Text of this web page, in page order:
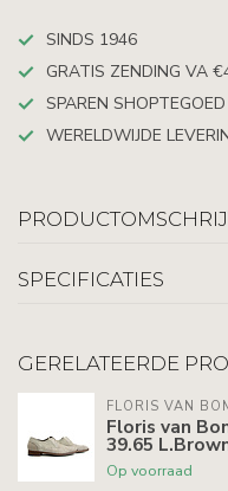
SINDS 1946
GRATIS ZENDING VA
SPAREN SHOPTEGOED
WERELDWIJDE
SPECIFICATIES
GERELATEERDE
FLORIS VAN
Floris van
39.65
Op voorraad